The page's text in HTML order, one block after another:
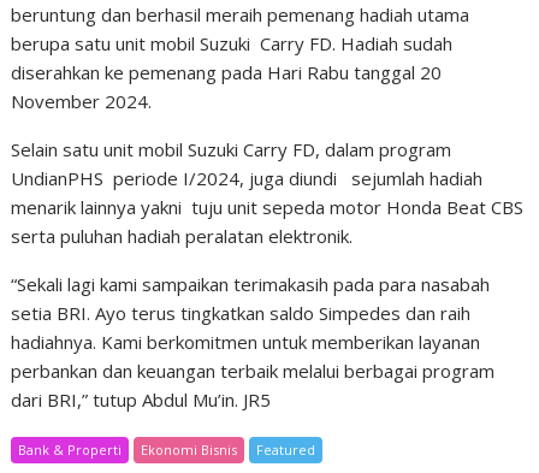
beruntung dan berhasil meraih pemenang hadiah utama
berupa satu unit mobil Suzuki Carry FD. Hadiah sudah
diserahkan ke pemenang pada Hari Rabu tanggal 20
November 2024.
Selain satu unit mobil Suzuki Carry FD, dalam program
UndianPHS periode I/2024, juga diundi sejumlah hadiah
menarik lainnya yakni tuju unit sepeda motor Honda Beat CBS
serta puluhan hadiah peralatan elektronik.
“Sekali lagi kami sampaikan terimakasih pada para nasabah
setia BRI. Ayo terus tingkatkan saldo Simpedes dan raih
hadiahnya. Kami berkomitmen untuk memberikan layanan
perbankan dan keuangan terbaik melalui berbagai program
dari BRI,” tutup Abdul Mu’in. JR5
Bank & Properti Ekonomi Bisnis Featured